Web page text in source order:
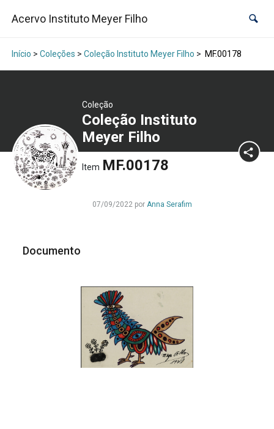
Acervo Instituto Meyer Filho
Início > Coleções > Coleção Instituto Meyer Filho > MF.00178
Coleção
Coleção Instituto
Meyer Filho
Item MF.00178
07/09/2022 por Anna Serafim
Documento